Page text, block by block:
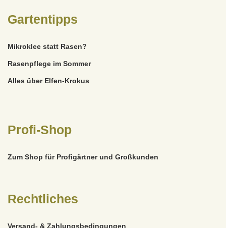
Gartentipps
Mikroklee statt Rasen?
Rasenpflege im Sommer
Alles über Elfen-Krokus
Profi-Shop
Zum Shop für Profigärtner und Großkunden
Rechtliches
Versand- & Zahlungsbedingungen